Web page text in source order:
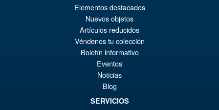
VORBESTELLUNGEN
Bandai DC Comics Batman
1989 Batmobile 1/35 Scale
Model Kit
Elementos destacados
Nuevos objetos
Artículos reducidos
Véndenos tu colección
Boletín informativo
Eventos
Noticias
Blog
SERVICIOS